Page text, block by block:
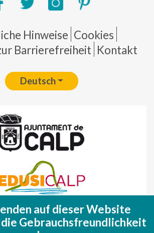
Pie de página
Hinweise Cookies
Barrierefreiheit Kontakt
Deutsch
de Desarrollo Regional
auf dieser Website
die Gebrauchsfreundlichkeit